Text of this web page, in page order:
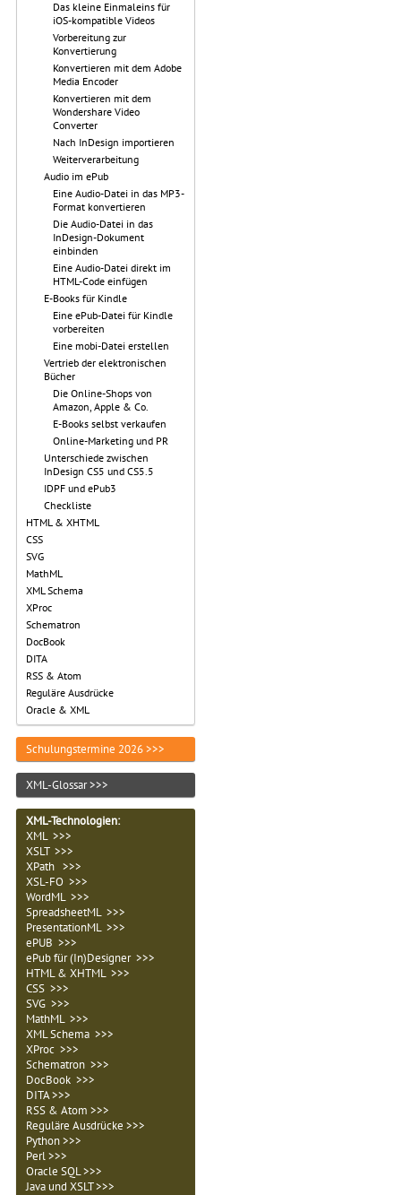
Das kleine Einmaleins für
iOS-kompatible Videos
Vorbereitung zur
Konvertierung
Konvertieren mit dem Adobe
Media Encoder
Konvertieren mit dem
Wondershare Video
Converter
Nach InDesign importieren
Weiterverarbeitung
Audio im ePub
Eine Audio-Datei in das MP3-
Format konvertieren
Die Audio-Datei in das
InDesign-Dokument
einbinden
Eine Audio-Datei direkt im
HTML-Code einfügen
E-Books für Kindle
Eine ePub-Datei für Kindle
vorbereiten
Eine mobi-Datei erstellen
Vertrieb der elektronischen
Bücher
Die Online-Shops von
Amazon, Apple & Co.
E-Books selbst verkaufen
Online-Marketing und PR
Unterschiede zwischen
InDesign CS5 und CS5.5
IDPF und ePub3
Checkliste
HTML & XHTML
CSS
SVG
MathML
XML Schema
XProc
Schematron
DocBook
DITA
RSS & Atom
Reguläre Ausdrücke
Oracle & XML
Schulungstermine 2026 >>>
XML-Glossar >>>
XML-Technologien:
XML >>>
XSLT >>>
XPath >>>
XSL-FO >>>
WordML >>>
SpreadsheetML >>>
PresentationML >>>
ePUB >>>
ePub für (In)Designer >>>
HTML & XHTML >>>
CSS >>>
SVG >>>
MathML >>>
XML Schema >>>
XProc >>>
Schematron >>>
DocBook >>>
DITA >>>
RSS & Atom >>>
Reguläre Ausdrücke >>>
Python >>>
Perl >>>
Oracle SQL >>>
Java und XSLT >>>